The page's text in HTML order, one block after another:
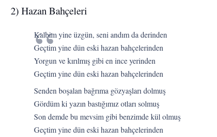
2) Hazan Bahçeleri
Kalbim yine üzgün, seni andım da derinden
Geçtim yine dün eski hazan bahçelerinden
Yorgun ve kırılmış gibi en ince yerinden
Geçtim yine dün eski hazan bahçelerinden
Senden boşalan bağrıma gözyaşları dolmuş
Gördüm ki yazın bastığımız otları solmuş
Son demde bu mevsim gibi benzimde kül olmuş
Geçtim yine dün eski hazan bahçelerinden